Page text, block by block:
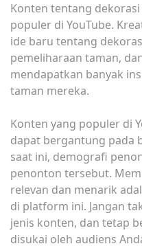
Konten tentang
populer di YouTube.
ide baru tentang
pemeliharaan taman,
mendapatkan banyak
taman mereka.
Konten yang populer di
dapat bergantung pada
saat ini, demografi
penonton tersebut.
relevan dan menarik
di platform ini. Jangan
jenis konten, dan tetap
disukai oleh audiens